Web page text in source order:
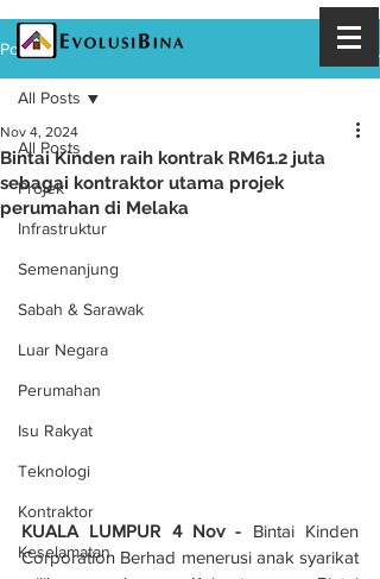
Post
All Posts
Projek
Infrastruktur
Semenanjung
Sabah & Sarawak
Luar Negara
Perumahan
Isu Rakyat
Teknologi
Kontraktor
Keselamatan
All Posts
Bintai Kinden raih kontrak RM61.2 juta
sebagai kontraktor utama projek
perumahan di Melaka
Nov 4, 2024
KUALA LUMPUR 4 Nov - Bintai Kinden
Corporation Berhad menerusi anak syarikat